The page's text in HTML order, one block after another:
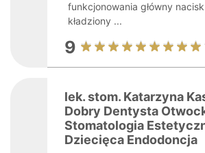
funkcjonowania główny nacisk
kładziony ...
9
lek. stom. Katarzyna
Dobry Dentysta
Stomatologia
Dziecięca Endodoncja